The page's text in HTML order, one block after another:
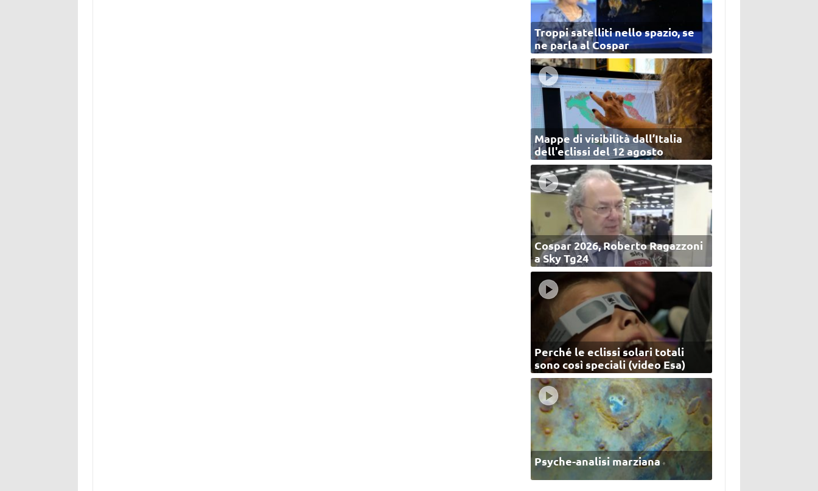
Troppi satelliti nello spazio, se
ne parla al Cospar
Mappe di visibilità dall’Italia
dell'eclissi del 12 agosto
Cospar 2026, Roberto Ragazzoni
a Sky Tg24
Perché le eclissi solari totali
sono così speciali (video Esa)
Psyche-analisi marziana